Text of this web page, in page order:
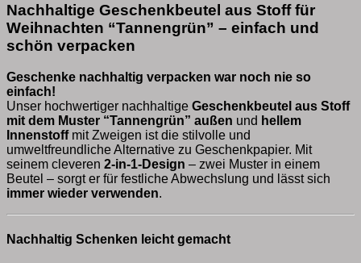
Nachhaltige Geschenkbeutel aus Stoff für
Weihnachten “Tannengrün” – einfach und
schön verpacken
Geschenke nachhaltig verpacken war noch nie so
einfach!
Unser hochwertiger nachhaltige Geschenkbeutel aus Stoff
mit dem Muster “Tannengrün” außen und hellem
Innenstoffmit Zweigen ist die stilvolle und
umweltfreundliche Alternative zu Geschenkpapier. Mit
seinem cleveren 2-in-1-Design – zwei Muster in einem
Beutel – sorgt er für festliche Abwechslung und lässt sich
immer wieder verwenden.
Nachhaltig Schenken leicht gemacht